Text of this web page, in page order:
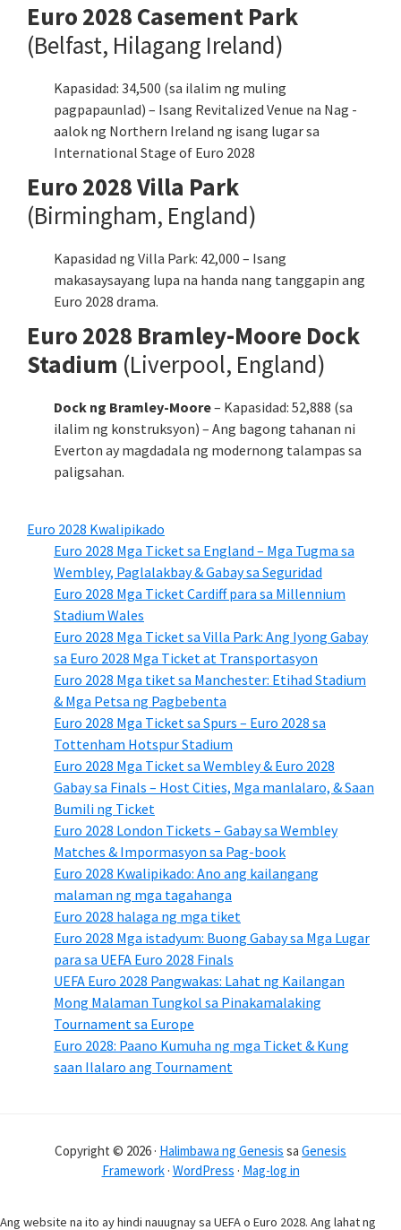
Euro 2028 Casement Park
(Belfast, Hilagang Ireland)
Kapasidad: 34,500 (sa ilalim ng muling
pagpapaunlad) – Isang Revitalized Venue na Nag -
aalok ng Northern Ireland ng isang lugar sa
International Stage of Euro 2028
Euro 2028 Villa Park
(Birmingham, England)
Kapasidad ng Villa Park: 42,000 – Isang
makasaysayang lupa na handa nang tanggapin ang
Euro 2028 drama.
Euro 2028 Bramley-Moore Dock
Stadium (Liverpool, England)
Dock ng Bramley-Moore– Kapasidad: 52,888 (sa
ilalim ng konstruksyon) – Ang bagong tahanan ni
Everton ay magdadala ng modernong talampas sa
paligsahan.
Euro 2028 Kwalipikado
Euro 2028 Mga Ticket sa England – Mga Tugma sa
Wembley, Paglalakbay & Gabay sa Seguridad
Euro 2028 Mga Ticket Cardiff para sa Millennium
Stadium Wales
Euro 2028 Mga Ticket sa Villa Park: Ang Iyong Gabay
sa Euro 2028 Mga Ticket at Transportasyon
Euro 2028 Mga tiket sa Manchester: Etihad Stadium
& Mga Petsa ng Pagbebenta
Euro 2028 Mga Ticket sa Spurs – Euro 2028 sa
Tottenham Hotspur Stadium
Euro 2028 Mga Ticket sa Wembley & Euro 2028
Gabay sa Finals – Host Cities, Mga manlalaro, & Saan
Bumili ng Ticket
Euro 2028 London Tickets – Gabay sa Wembley
Matches & Impormasyon sa Pag-book
Euro 2028 Kwalipikado: Ano ang kailangang
malaman ng mga tagahanga
Euro 2028 halaga ng mga tiket
Euro 2028 Mga istadyum: Buong Gabay sa Mga Lugar
para sa UEFA Euro 2028 Finals
UEFA Euro 2028 Pangwakas: Lahat ng Kailangan
Mong Malaman Tungkol sa Pinakamalaking
Tournament sa Europe
Euro 2028: Paano Kumuha ng mga Ticket & Kung
saan Ilalaro ang Tournament
Copyright © 2026 · Halimbawa ng Genesis sa Genesis
Framework· WordPress · Mag-log in
Ang website na ito ay hindi nauugnay sa UEFA o Euro 2028. Ang lahat ng